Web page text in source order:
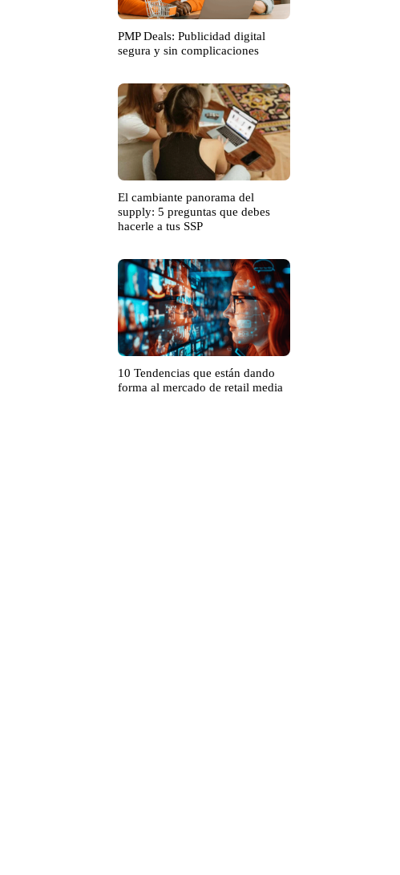
PMP Deals: Publicidad digital
segura y sin complicaciones
El cambiante panorama del
supply: 5 preguntas que debes
hacerle a tus SSP
10 Tendencias que están dando
forma al mercado de retail media